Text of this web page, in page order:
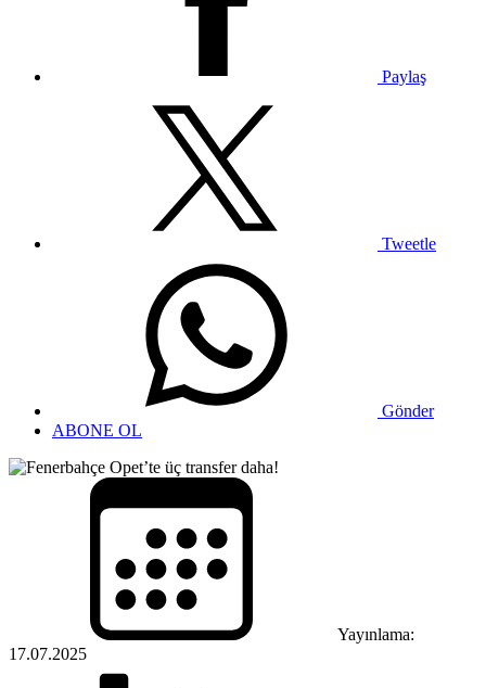
Paylaş
Tweetle
Gönder
ABONE OL
Yayınlama:
17.07.2025